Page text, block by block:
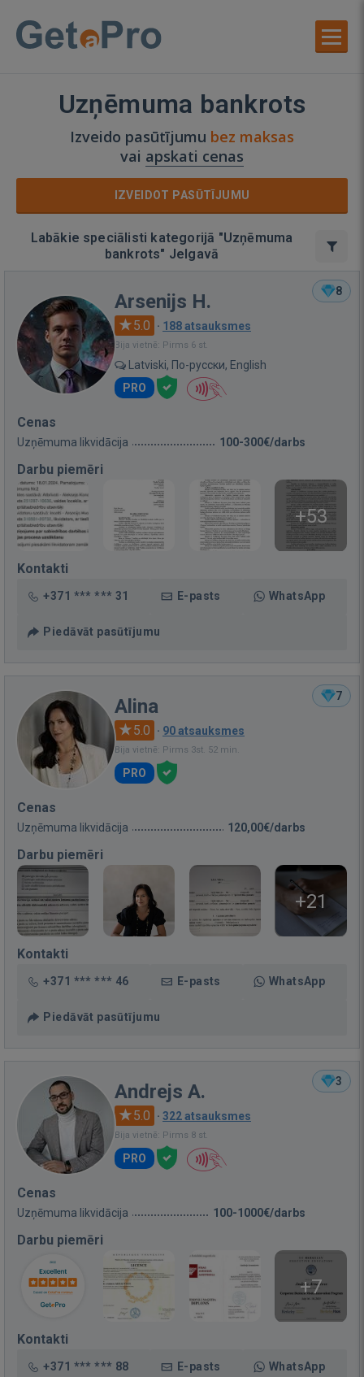
Uzņēmuma bankrots
Izveido pasūtījumu bez maksas
vai apskati cenas
IZVEIDOT PASŪTĪJUMU
Labākie speciālisti kategorijā "Uzņēmuma
bankrots" Jelgavā
8
Arsenijs H.
5.0 · 188 atsauksmes
Bija vietnē: Pirms 6 st.
Latviski, По-русски, English
PRO
Cenas
Uzņēmuma likvidācija 100-300€/darbs
Darbu piemēri
+53
Kontakti
+371 *** *** 31 E-pasts WhatsApp
Piedāvāt pasūtījumu
7
Alina
5.0 · 90 atsauksmes
Bija vietnē: Pirms 3st. 52 min.
PRO
Cenas
Uzņēmuma likvidācija 120,00€/darbs
Darbu piemēri
+21
Kontakti
+371 *** *** 46 E-pasts WhatsApp
Piedāvāt pasūtījumu
3
Andrejs A.
5.0 · 322 atsauksmes
Bija vietnē: Pirms 8 st.
PRO
Cenas
Uzņēmuma likvidācija 100-1000€/darbs
Darbu piemēri
+7
Kontakti
+371 *** *** 88 E-pasts WhatsApp